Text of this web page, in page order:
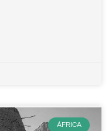
ÁFRICA